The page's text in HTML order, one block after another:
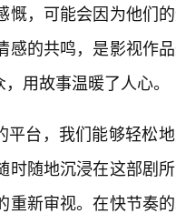
慨，可能会因为他们
感的共鸣，是影视作
用故事温暖了人心。
平台，我们能够轻松
随地沉浸在这部剧
重新审视。在快节奏